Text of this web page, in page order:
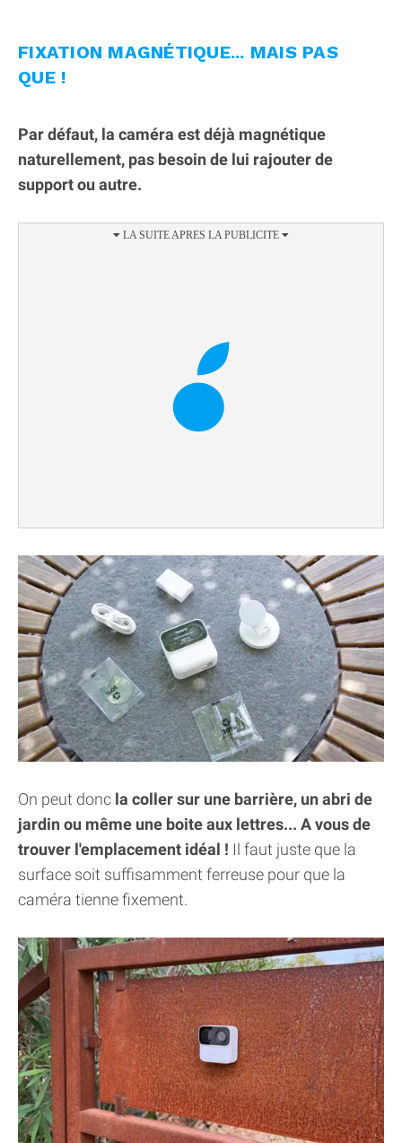
FIXATION MAGNÉTIQUE... MAIS PAS
QUE !
Par défaut, la caméra est déjà magnétique
naturellement, pas besoin de lui rajouter de
support ou autre.
On peut donc la coller sur une barrière, un abri de
jardin ou même une boite aux lettres... A vous de
trouver l'emplacement idéal ! Il faut juste que la
surface soit suffisamment ferreuse pour que la
caméra tienne fixement.